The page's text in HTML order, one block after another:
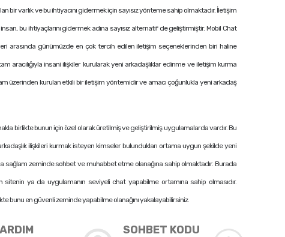
bir varlık ve bu ihtiyacını gidermek için sayısız yönteme sahip olmaktadır. İletişim
bu ihtiyaçlarını gidermek adına sayısız alternatif de geliştirmiştir. Mobil Chat
arasında günümüzde en çok tercih edilen iletişim seçeneklerinden biri haline
aracılığıyla insani ilişkiler kurularak yeni arkadaşlıklar edinme ve iletişim kurma
üzerinden kurulan etkili bir iletişim yöntemidir ve amacı çoğunlukla yeni arkadaş
birlikte bunun için özel olarak üretilmiş ve geliştirilmiş uygulamalarda vardır. Bu
ilişkileri kurmak isteyen kimseler bulundukları ortama uygun şekilde yeni
sağlam zeminde sohbet ve muhabbet etme olanağına sahip olmaktadır. Burada
ya da uygulamanın seviyeli chat yapabilme ortamına sahip olmasıdır.
bunu en güvenli zeminde yapabilme olanağını yakalayabilirsiniz.
SOHBET KODU